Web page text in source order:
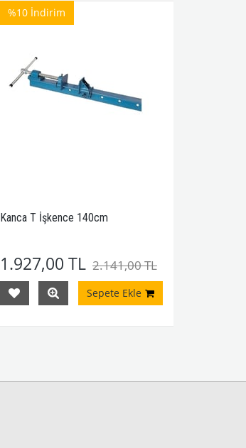
Kanca T İşkence 140cm
1.927,00 TL 2.141,00 TL
Sepete Ekle
%10 İndirim